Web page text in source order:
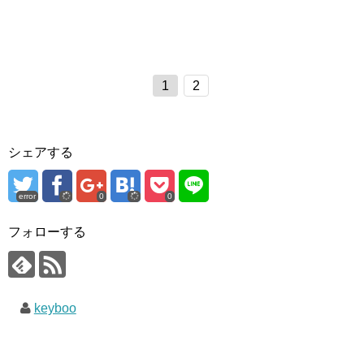
1 2
シェアする
error 0 0
フォローする
keyboo